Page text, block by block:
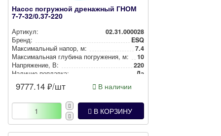
Насос погружной дренажный ГНОМ
7-7-32/0.37-220
Артикул:
02.31.000028
Бренд:
ESQ
Мак­си­маль­ный напор, м:
7.4
Мак­си­маль­ная глубина пог­ру­же­ния, м:
10
Нап­ря­же­ние, В:
220
Наличие поплавка:
Да
9777.14 ₽/шт В наличии
В КОРЗИНУ